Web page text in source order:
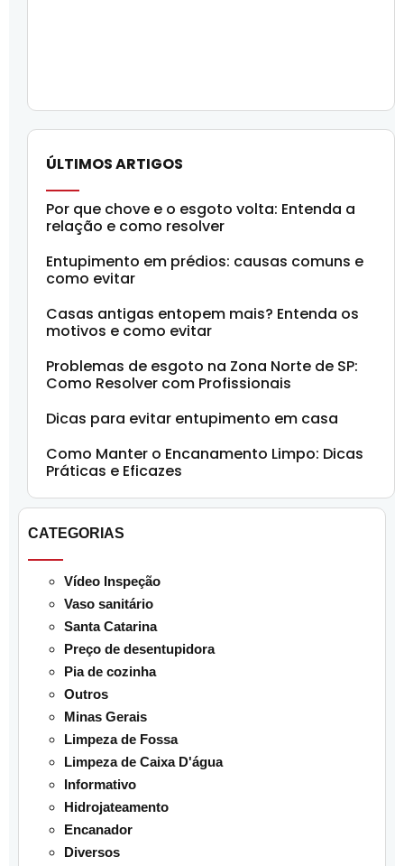
ÚLTIMOS ARTIGOS
Por que chove e o esgoto volta: Entenda a
relação e como resolver
Entupimento em prédios: causas comuns e
como evitar
Casas antigas entopem mais? Entenda os
motivos e como evitar
Problemas de esgoto na Zona Norte de SP:
Como Resolver com Profissionais
Dicas para evitar entupimento em casa
Como Manter o Encanamento Limpo: Dicas
Práticas e Eficazes
CATEGORIAS
Vídeo Inspeção
Vaso sanitário
Santa Catarina
Preço de desentupidora
Pia de cozinha
Outros
Minas Gerais
Limpeza de Fossa
Limpeza de Caixa D'água
Informativo
Hidrojateamento
Encanador
Diversos